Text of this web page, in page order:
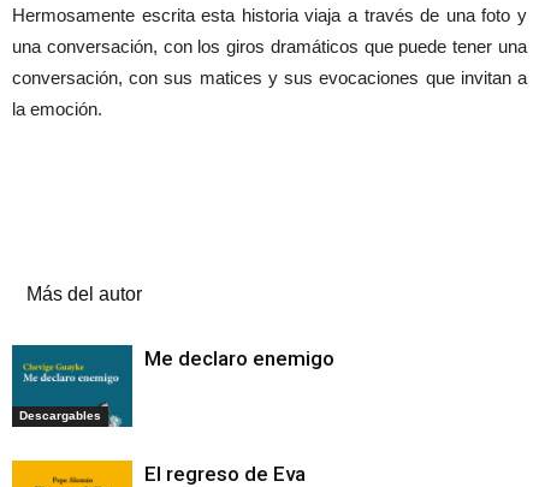
Hermosamente escrita esta historia viaja a través de una foto y
una conversación, con los giros dramáticos que puede tener una
conversación, con sus matices y sus evocaciones que invitan a
la emoción.
Más del autor
Descargables
Me declaro enemigo
El regreso de Eva